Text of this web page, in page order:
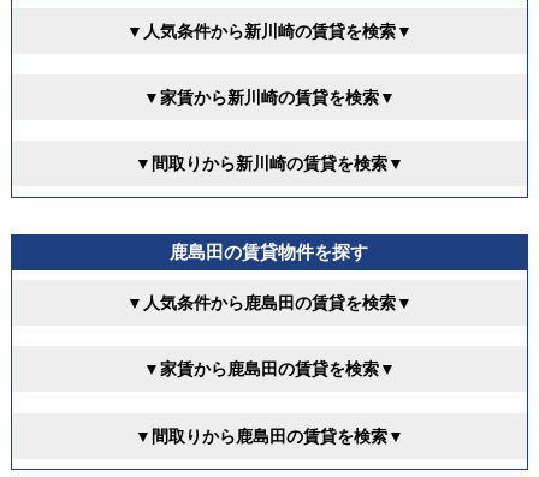
▼人気条件から新川崎の賃貸を検索▼
▼家賃から新川崎の賃貸を検索▼
▼間取りから新川崎の賃貸を検索▼
鹿島田の賃貸物件を探す
▼人気条件から鹿島田の賃貸を検索▼
▼家賃から鹿島田の賃貸を検索▼
▼間取りから鹿島田の賃貸を検索▼